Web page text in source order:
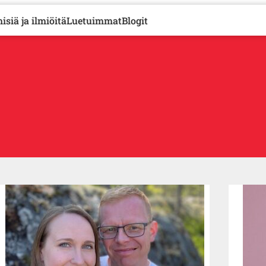
ja ilmiöitäLuetuimmatBlogit